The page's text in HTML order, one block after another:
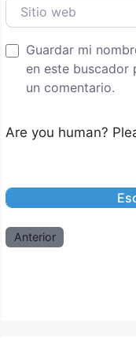
Sitio web
Guardar mi
en este buscador
un comentario.
Are you human?
Anterior